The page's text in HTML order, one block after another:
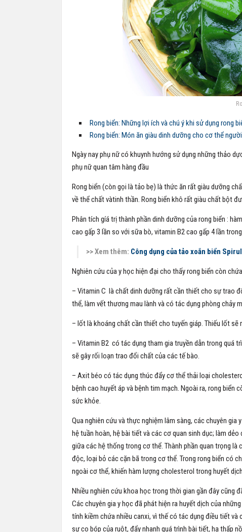
Rong biển: Những lợi ích và chú ý khi sử dụng rong
Rong biển: Món ăn giàu dinh dưỡng cho cơ thể người
Ngày nay phụ nữ có khuynh hướng sử dụng những thảo
phụ nữ quan tâm hàng đầu
Rong biển (còn gọi là tảo bẹ) là thức ăn rất giàu dưỡng
về thể chất vàtinh thần. Rong biển khô rất giàu chất bột
Phân tích gíá trị thành phần dinh dưỡng của rong biển :
cao gấp 3 lần so với sữa bò, vitamin B2 cao gấp 4 lần
>> Xem thêm: Công dụng của tảo xoắn biển
Nghiên cứu của y học hiện đại cho thấy rong biển còn
– Vitamin C là chất dinh dưỡng rất cần thiết cho sự trao
thể, làm vết thương mau lành và có tác dụng phòng chảy
– Iốt là khoáng chất cần thiết cho tuyến giáp. Thiếu Iốt sẽ
– Vitamin B2 có tác dụng tham gia truyền dẫn trong quá
sẽ gây rối loạn trao đổi chất của các tế bào.
– Axit béo có tác dụng thúc đẩy cơ thể thải loại
bệnh cao huyết áp và bệnh tim mạch. Ngoài ra, rong
sức khỏe.
Qua nghiên cứu và thực nghiệm lâm sàng, các chuyên
hệ tuần hoàn, hệ bài tiết và các cơ quan sinh dục; làm
giữa các hệ thống trong cơ thể. Thành phần quan trọng
độc, loại bỏ các cặn bã trong cơ thể. Trong rong biển có
ngoài cơ thể, khiến hàm lượng cholesterol trong huyết
Nhiều nghiên cứu khoa học trong thời gian gần đây cũng
Các chuyên gia y học đã phát hiện ra huyết dịch của
tính kiềm chứa nhiều canxi, vì thế có tác dụng điều tiết
sự co bóp của ruột, đẩy nhanh quá trình bài tiết, hạ thấp